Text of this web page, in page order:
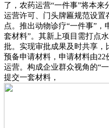
了，农药运营“一件事”将本
运营许可、门头牌匾规范设置
点。推出动物诊疗“一件事”
套材料”。其新上项目需打点
批。实现审批成果及时共享
预备申请材料，申请材料由22
运营。构成企业群众视角的“
提交一套材料，